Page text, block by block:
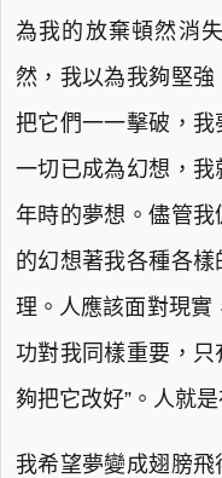
為我的放棄頓然消
然，我以為我夠堅
把它們一一擊破，
一切已成為幻想，
年時的夢想。儘管
的幻想著我各種各
理。人應該面對現實
功對我同樣重要，
夠把它改好”。人就
我希望夢變成翅膀